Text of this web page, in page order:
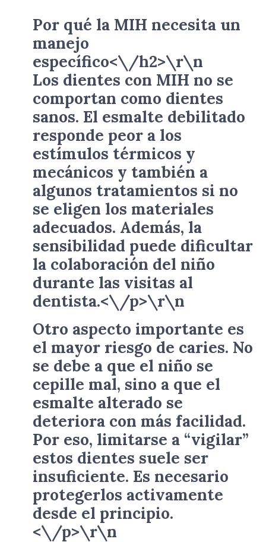
Por qué la MIH necesita un
manejo
específico<\/h2>\r\n
Los dientes con MIH no se
comportan como dientes
sanos. El esmalte debilitado
responde peor a los
estímulos térmicos y
mecánicos y también a
algunos tratamientos si no
se eligen los materiales
adecuados. Además, la
sensibilidad puede dificultar
la colaboración del niño
durante las visitas al
dentista.<\/p>\r\n
Otro aspecto importante es
el mayor riesgo de caries. No
se debe a que el niño se
cepille mal, sino a que el
esmalte alterado se
deteriora con más facilidad.
Por eso, limitarse a “vigilar”
estos dientes suele ser
insuficiente. Es necesario
protegerlos activamente
desde el principio.
<\/p>\r\n